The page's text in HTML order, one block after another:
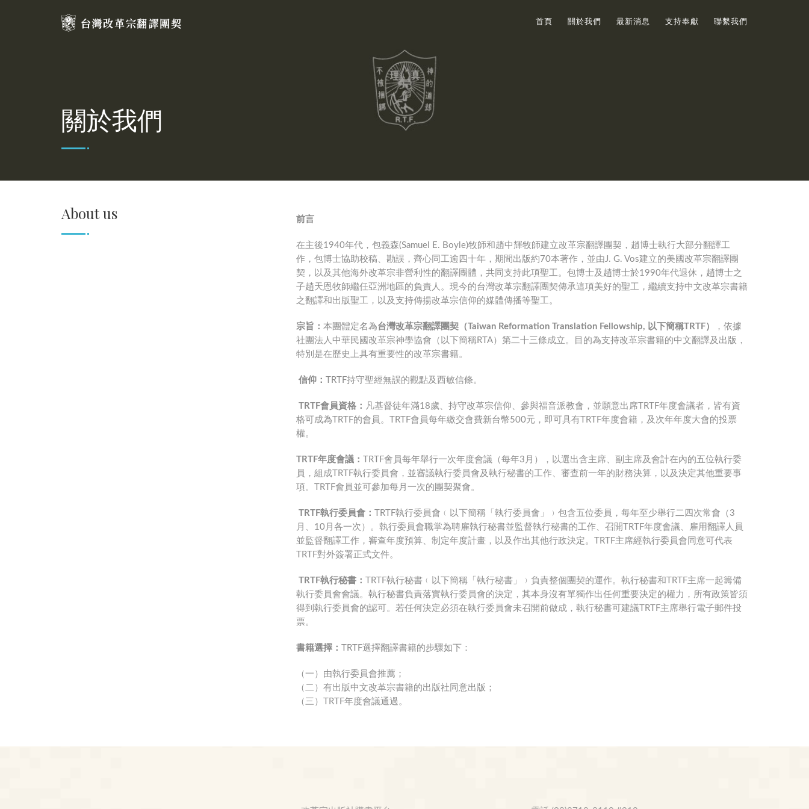
首頁 關於我們 最新消息 支持奉獻 聯繫我們
關於我們
About us 前言
在主後1940年代，包義森(Samuel E. Boyle)牧師和趙中輝牧師建立改革宗翻譯團契，趙博士執行大部分翻譯工
作，包博士協助校稿、勘誤，齊心同工逾四十年，期間出版約70本著作，並由J. G. Vos建立的美國改革宗翻譯團
契，以及其他海外改革宗非營利性的翻譯團體，共同支持此項聖工。包博士及趙博士於1990年代退休，趙博士之
子趙天恩牧師繼任亞洲地區的負責人。現今的台灣改革宗翻譯團契傳承這項美好的聖工，繼續支持中文改革宗書籍
之翻譯和出版聖工，以及支持傳揚改革宗信仰的媒體傳播等聖工。
宗旨： 本團體定名為台灣改革宗翻譯團契（Taiwan Reformation Translation Fellowship, 以下簡稱TRTF）
，依據
社團法人中華民國改革宗神學協會（以下簡稱RTA）第二十三條成立。目的為支持改革宗書籍的中文翻譯及出版，
特別是在歷史上具有重要性的改革宗書籍。
信仰： TRTF持守聖經無誤的觀點及西敏信條。
TRTF會員資格： 凡基督徒年滿18歲、持守改革宗信仰、參與福音派教會，並願意出席TRTF年度會議者，皆有資
格可成為TRTF的會員。TRTF會員每年繳交會費新台幣500元，即可具有TRTF年度會籍，及次年年度大會的投票
權。
TRTF年度會議：
TRTF會員每年舉行一次年度會議（每年3月），以選出含主席、副主席及會計在內的五位執行委
員，組成TRTF執行委員會，並審議執行委員會及執行秘書的工作、審查前一年的財務決算，以及決定其他重要事
項。TRTF會員並可參加每月一次的團契聚會。
TRTF執行委員會：
TRTF執行委員會﹙以下簡稱「執行委員會」﹚包含五位委員，每年至少舉行二四次常會（3
月、10月各一次）。執行委員會職掌為聘雇執行秘書並監督執行秘書的工作、召開TRTF年度會議、雇用翻譯人員
並監督翻譯工作，審查年度預算、制定年度計畫，以及作出其他行政決定。TRTF主席經執行委員會同意可代表
TRTF對外簽署正式文件。
TRTF執行秘書：
TRTF執行秘書﹙以下簡稱「執行秘書」﹚負責整個團契的運作。執行秘書和TRTF主席一起籌備
執行委員會會議。執行秘書負責落實執行委員會的決定，其本身沒有單獨作出任何重要決定的權力，所有政策皆須
得到執行委員會的認可。若任何決定必須在執行委員會未召開前做成，執行秘書可建議TRTF主席舉行電子郵件投
票。
書籍選擇： TRTF選擇翻譯書籍的步驟如下：
（一）由執行委員會推薦；
（二）有出版中文改革宗書籍的出版社同意出版；
（三）TRTF年度會議通過。